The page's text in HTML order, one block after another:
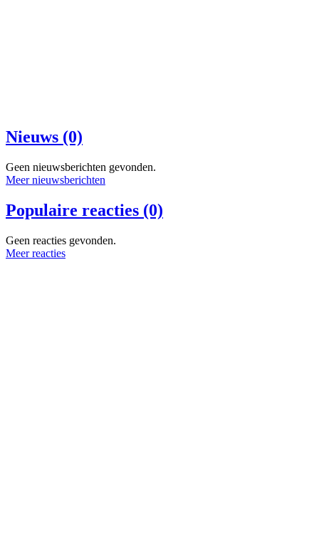
Nieuws (0)
Geen nieuwsberichten gevonden.
Meer nieuwsberichten
Populaire reacties (0)
Geen reacties gevonden.
Meer reacties